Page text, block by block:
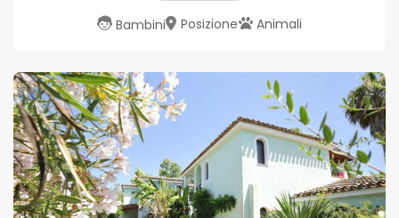
Bambini Posizione Animali